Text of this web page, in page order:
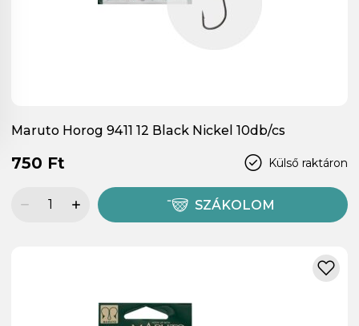
Maruto Horog 9411 12 Black Nickel 10db/cs
Külső raktáron
750 Ft
SZÁKOLOM